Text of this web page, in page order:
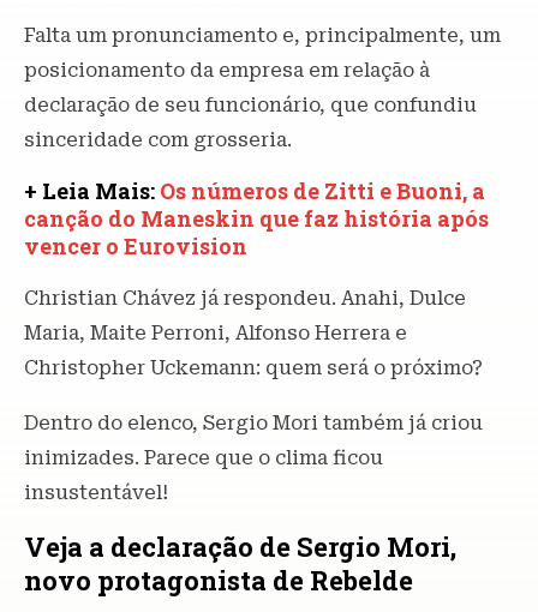
Falta um pronunciamento e, principalmente, um
posicionamento da empresa em relação à
declaração de seu funcionário, que confundiu
sinceridade com grosseria.
+ Leia Mais: Os números de Zitti e Buoni, a
canção do Maneskin que faz história após
vencer o Eurovision
Christian Chávez já respondeu. Anahi, Dulce
Maria, Maite Perroni, Alfonso Herrera e
Christopher Uckemann: quem será o próximo?
Dentro do elenco, Sergio Mori também já criou
inimizades. Parece que o clima ficou
insustentável!
Veja a declaração de Sergio Mori,
novo protagonista de Rebelde